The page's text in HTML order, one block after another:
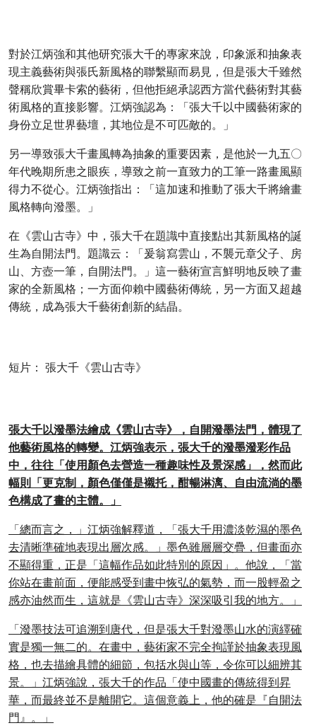
對於江炳強和其他研究張大千的專家來說，印象派和抽象表
現主義藝術與張氏新風格的聯繫顯而易見，但是張大千雖然
聲稱欣賞畢卡索的藝術，但他拒絕承認西方當代藝術對其藝
術風格的直接影響。江炳強認為：「張大千以中國藝術家的
身份立足世界藝壇，其地位是不可匹敵的。」
另一導致張大千畫風轉為抽象的重要因素，是他於一九五〇
年代晚期所患之眼疾，導致之前一直致力的工筆一路畫風顯
得力不從心。江炳強指出：「這加速和推動了張大千將繪畫
風格轉向潑墨。」
在《雲山古寺》中，張大千在題識中直接點出其新風格的誕
生為自開法門。題識云：「爰翁寫雲山，不襲元章父子、房
山、方壺一筆，自開法門。」這一藝術宣言鮮明地反映了畫
家的全新風格；一方面仰賴中國藝術傳統，另一方面又超越
傳統，成為張大千藝術創新的結晶。
短片： 張大千《雲山古寺》
張大千以潑墨法繪成《雲山古寺》，自開潑墨法門，體現了
他藝術風格的轉變。江炳強表示，張大千的潑墨潑彩作品
中，往往「使用顏色去營造一種趣味性及景深感」，然而此
幅則「更克制，顏色僅僅是襯托，酣暢淋漓、自由流淌的墨
色構成了畫的主體。」
「總而言之，」江炳強解釋道，「張大千用濃淡乾濕的墨色
去清晰準確地表現出層次感。」墨色雖層層交疊，但畫面亦
不顯得重，正是「這幅作品如此特別的原因」。他說，「當
你站在畫前面，便能感受到畫中恢弘的氣勢，而一股輕盈之
感亦油然而生，這就是《雲山古寺》深深吸引我的地方。」
「潑墨技法可追溯到唐代，但是張大千對潑墨山水的演繹確
實是獨一無二的。在畫中，藝術家不完全拘謹於抽象表現風
格，也去描繪具體的細節，包括水與山等，令你可以細辨其
景。」江炳強說，張大千的作品「使中國畫的傳統得到昇
華，而最終並不是離開它。這個意義上，他的確是『自開法
門』。」